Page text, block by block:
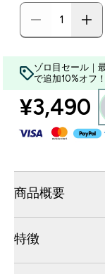
ゾロ目セール｜
で追加10%オフ！
¥3,490‎
商品概要
特徴